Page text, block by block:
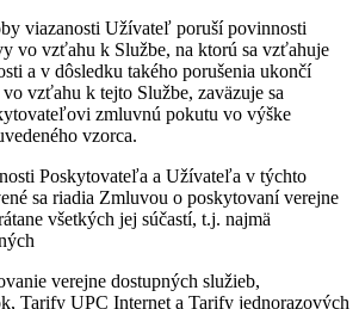
viazanosti Užívateľ poruší povinnosti
vo vzťahu k Službe, na ktorú sa vzťahuje
a v dôsledku takého porušenia ukončí
vzťahu k tejto Službe, zaväzuje sa
zmluvnú pokutu vo výške
vzorca.
Poskytovateľa a Užívateľa v týchto
sa riadia Zmluvou o poskytovaní verejne
všetkých jej súčastí, t.j. najmä
verejne dostupných služieb,
Tarify UPC Internet a Tarify jednorazových